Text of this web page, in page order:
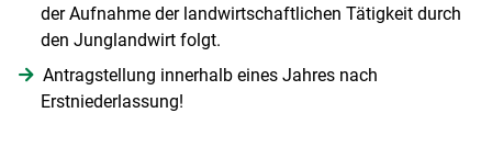
der Aufnahme der landwirtschaftlichen Tätigkeit durch
den Junglandwirt folgt.
Antragstellung innerhalb eines Jahres nach
Erstniederlassung!